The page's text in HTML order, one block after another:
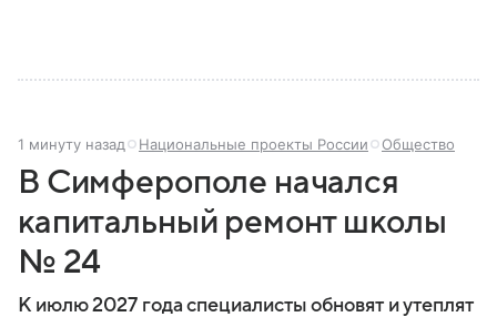
1 минуту назад Национальные проекты России Общество
В Симферополе начался
капитальный ремонт школы
№ 24
К июлю 2027 года специалисты обновят и утеплят